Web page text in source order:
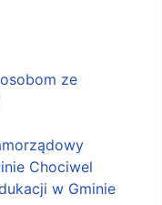
ze
Chociwel
w Gminie